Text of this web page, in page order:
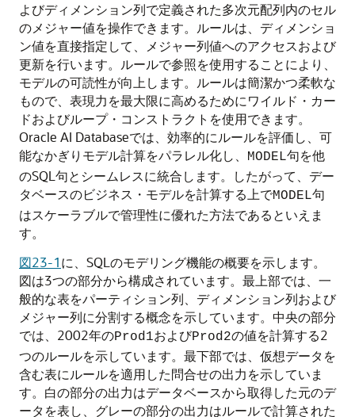
よびディメンション列で定義された多次元配列内のセル
のメジャー値を操作できます。ルールは、ディメンショ
ン値を直接指定して、メジャー列値へのアクセスおよび
更新を行います。ルールで参照を使用することにより、
モデルの可読性が向上します。ルールは簡潔かつ柔軟な
もので、表現力を最大限に高めるためにワイルド・カー
ドおよびループ・コンストラクトを使用できます。
Oracle AI Databaseでは、効率的にルールを評価し、可
能なかぎりモデル計算をパラレル化し、
MODEL句を他
のSQL句とシームレスに統合します。したがって、デー
タベースのビジネス・モデルを計算する上でMODEL句
はスケーラブルで管理性に優れた方法であるといえま
す。
図23-1に、SQLのモデリング機能の概要を示します。
図は3つの部分から構成されています。最上部では、一
般的な表をパーティション列、ディメンション列および
メジャー列に分割する概念を示しています。中央の部分
では、2002年のProd1およびProd2の値を計算する2
つのルールを示しています。最下部では、仮想データを
含む表にルールを適用した問合せの出力を示していま
す。白の部分の出力はデータベースから取得した元のデ
ータを表し、グレーの部分の出力はルールで計算された